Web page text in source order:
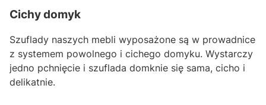
Cichy domyk
Szuflady naszych mebli wyposażone są w prowadnice
z systemem powolnego i cichego domyku. Wystarczy
jedno pchnięcie i szuflada domknie się sama, cicho i
delikatnie.